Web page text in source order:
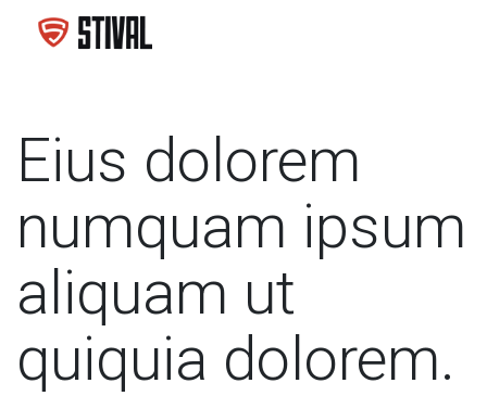
Eius dolorem
numquam ipsum
aliquam ut
quiquia dolorem.